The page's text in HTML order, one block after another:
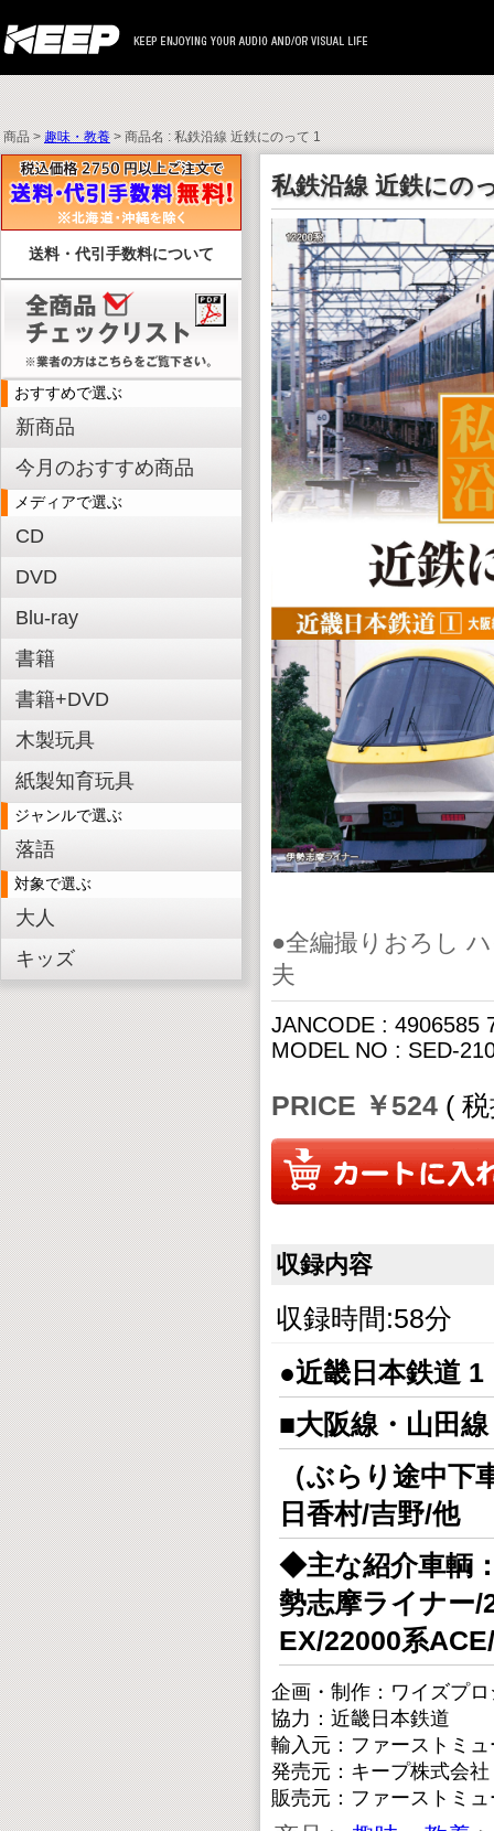
商品 >趣味・教養> 商品名 : 私鉄沿線 近鉄にのって 1
送料・代引手数料について
おすすめで選ぶ
新商品
今月のおすすめ商品
メディアで選ぶ
CD
DVD
Blu-ray
書籍
書籍+DVD
木製玩具
紙製知育玩具
ジャンルで選ぶ
落語
対象で選ぶ
大人
キッズ
私鉄沿線 近鉄にの
●全編撮りおろし
夫
JANCODE : 4906585
MODEL NO : SED-
PRICE ￥524 (
収録内容
収録時間:58分
●近畿日本鉄道 1
■大阪線・山田
（ぶらり途中
日香村/吉野/他
◆主な紹介車輌
勢志摩ライナー
EX/22000系
企画・制作：ワイズプ
協力：近畿日本鉄道
輸入元：ファーストミ
発売元：キープ株式会社
販売元：ファーストミ